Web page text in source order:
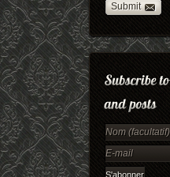
Submit